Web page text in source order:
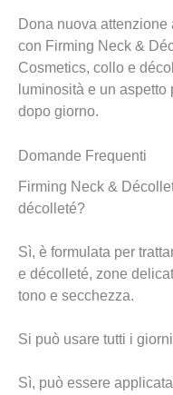
Dona nuova
con Firming Neck &
Cosmetics, collo e
luminosità e un
dopo giorno.
Domande Frequenti
Firming Neck &
décolleté?
Sì, è formulata per
e décolleté, zone
tono e secchezza.
Si può usare tutti i
Sì, può essere